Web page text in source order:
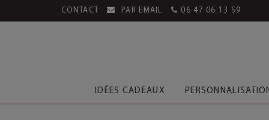
CONTACT PAR EMAIL 06 47 06 13 59
LIVRAISON OFFERTE DÈS 39€
IDÉES CADEAUX